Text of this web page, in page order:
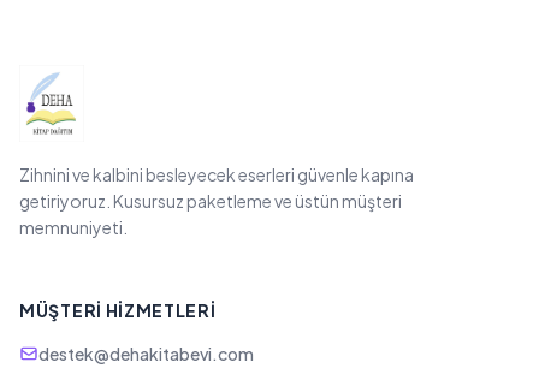
Zihnini ve kalbini besleyecek eserleri güvenle kapına
getiriyoruz. Kusursuz paketleme ve üstün müşteri
memnuniyeti.
MÜŞTERI HIZMETLERI
destek@dehakitabevi.com